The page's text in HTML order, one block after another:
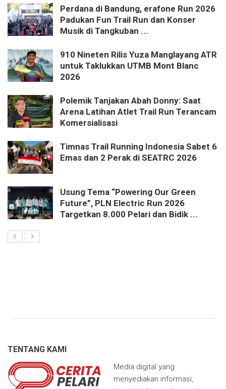
Perdana di Bandung, erafone Run 2026
Padukan Fun Trail Run dan Konser
Musik di Tangkuban ...
910 Nineten Rilis Yuza Manglayang ATR
untuk Taklukkan UTMB Mont Blanc
2026
Polemik Tanjakan Abah Donny: Saat
Arena Latihan Atlet Trail Run Terancam
Komersialisasi
Timnas Trail Running Indonesia Sabet 6
Emas dan 2 Perak di SEATRC 2026
Usung Tema “Powering Our Green
Future”, PLN Electric Run 2026
Targetkan 8.000 Pelari dan Bidik ...
TENTANG KAMI
Media digital yang
menyediakan informasi,